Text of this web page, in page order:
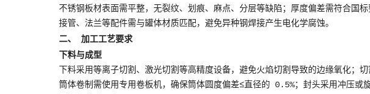
不锈钢板材表面需平整，无裂纹、划痕、麻点、分层等缺陷；厚度偏差需符合国
接管、法兰等配件需与罐体材质匹配，避免异种钢焊接产生电化学腐蚀。
二、 加工工艺要求
下料与成型
下料采用等离子切割、激光切割等高精度设备，避免火焰切割导致的边缘氧化；
筒体卷制需使用专用卷板机，确保筒体圆度偏差≤直径的 0.5%；封头采用冲压或